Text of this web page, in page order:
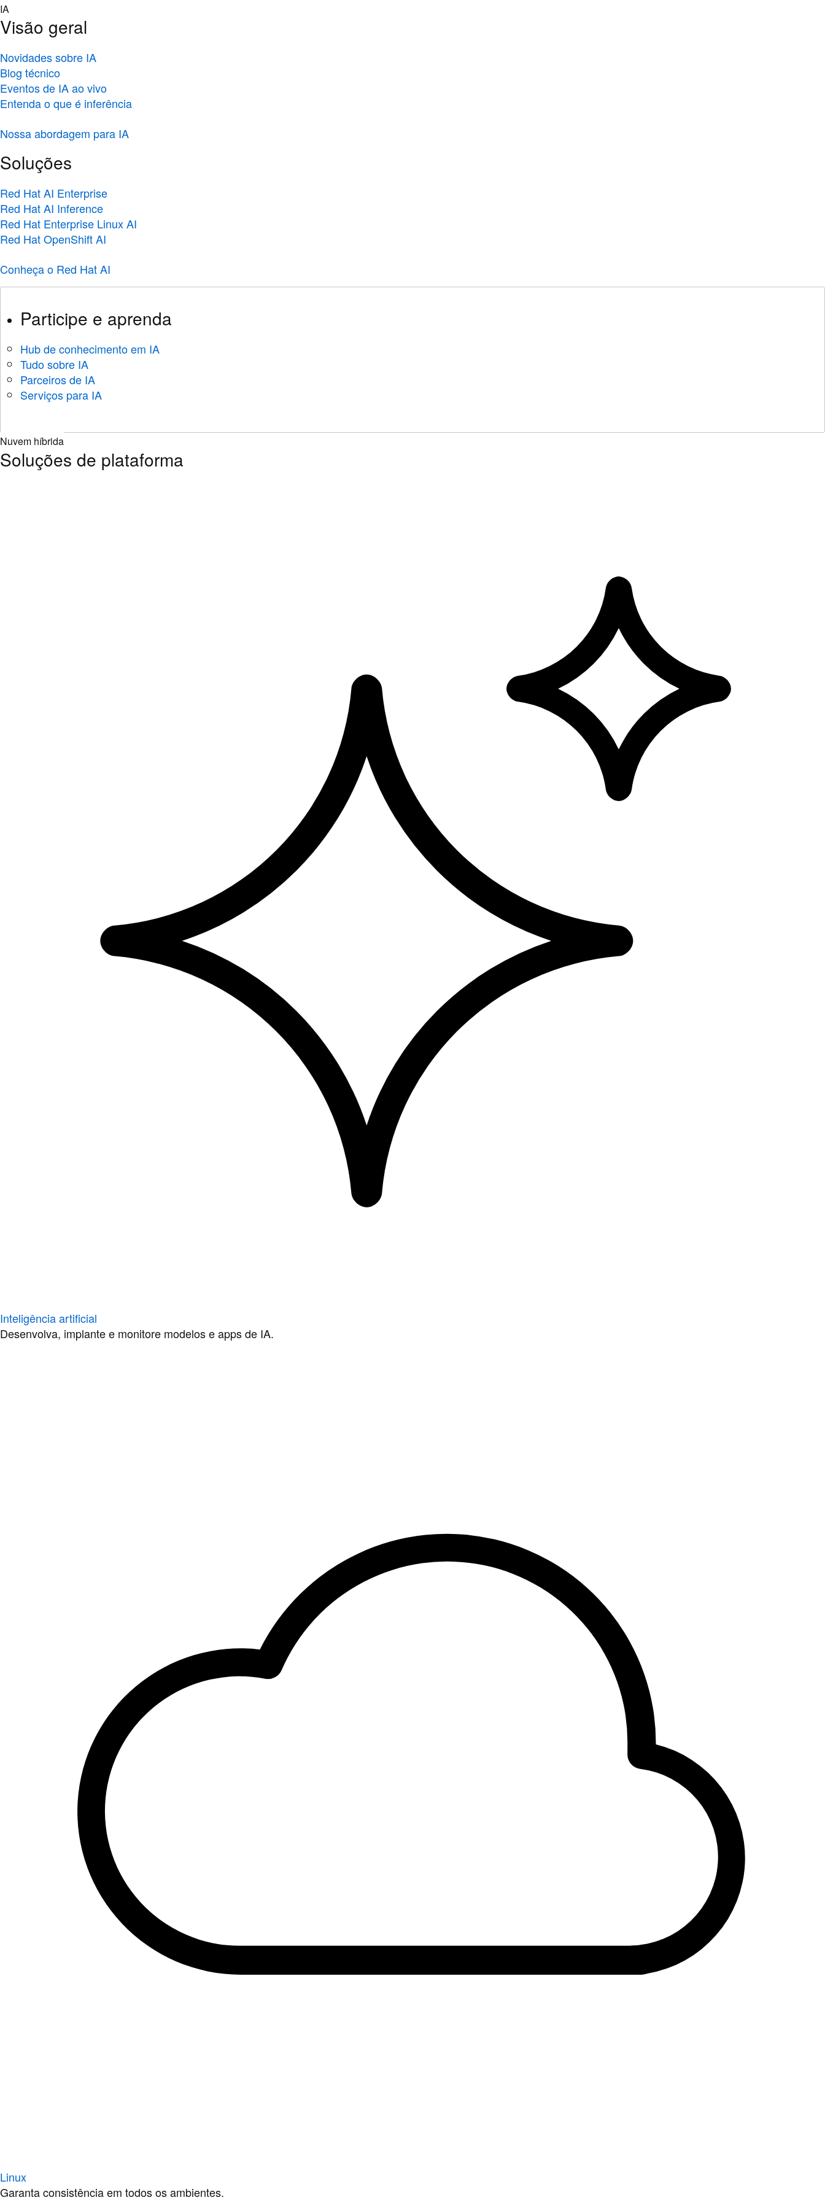
Skip
to
content
IA
Visão geral
Novidades sobre IA
Blog técnico
Eventos de IA ao vivo
Entenda o que é inferência
Nossa abordagem para IA
Soluções
Red Hat AI Enterprise
Red Hat AI Inference
Red Hat Enterprise Linux AI
Red Hat OpenShift AI
Conheça o Red Hat AI
Participe e aprenda
Hub de conhecimento em IA
Tudo sobre IA
Parceiros de IA
Serviços para IA
Nuvem híbrida
Soluções de plataforma
Inteligência artificial
Desenvolva, implante e monitore modelos e apps de IA.
Linux
Garanta consistência em todos os ambientes.